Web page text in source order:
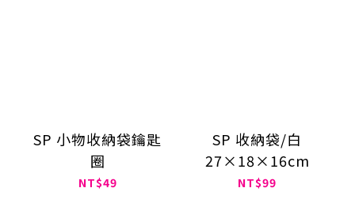
SP 小物收納袋鑰匙
圈
NT$49
SP 收納袋/白
27×18×16cm
NT$99